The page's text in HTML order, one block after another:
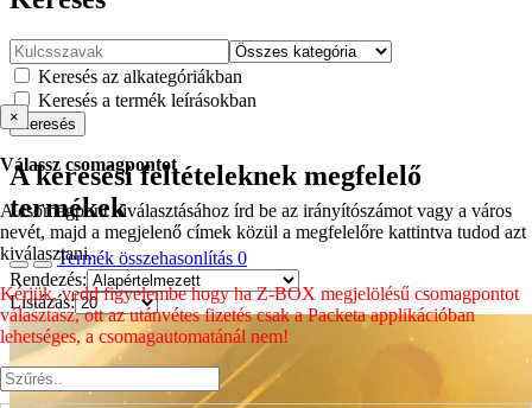
Keresés az alkategóriákban
Keresés a termék leírásokban
Keresés
A keresési feltételeknek megfelelő
termékek
Termék összehasonlítás 0
Rendezés:
Listázás:
×
Válassz csomagpontot
A csomagpont kiválasztásához írd be az irányítószámot vagy a város
nevét, majd a megjelenő címek közül a megfelelőre kattintva tudod azt
kiválasztani.
Kérjük, vedd figyelembe hogy ha Z-BOX megjelölésű csomagpontot
választasz, ott az utánvétes fizetés csak a Packeta applikációban
lehetséges, a csomagautomatánál nem!